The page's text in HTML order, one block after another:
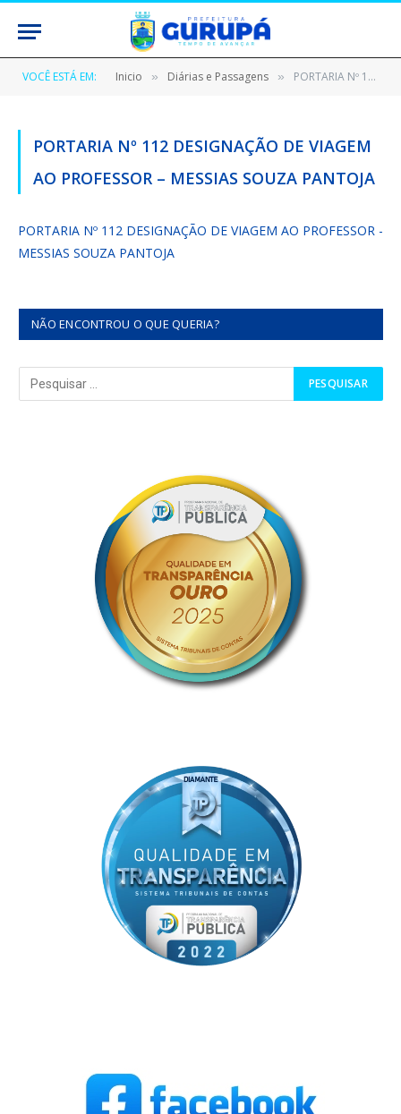
VOCÊ ESTÁ EM: Inicio » Diárias e Passagens » PORTARIA Nº 112 DESIGNAÇÃO DE VIAGEM AO PROFESSOR – MESSIAS SOUZA PANTOJA
PORTARIA Nº 112 DESIGNAÇÃO DE VIAGEM
AO PROFESSOR – MESSIAS SOUZA PANTOJA
PORTARIA Nº 112 DESIGNAÇÃO DE VIAGEM AO PROFESSOR -
MESSIAS SOUZA PANTOJA
NÃO ENCONTROU O QUE QUERIA?